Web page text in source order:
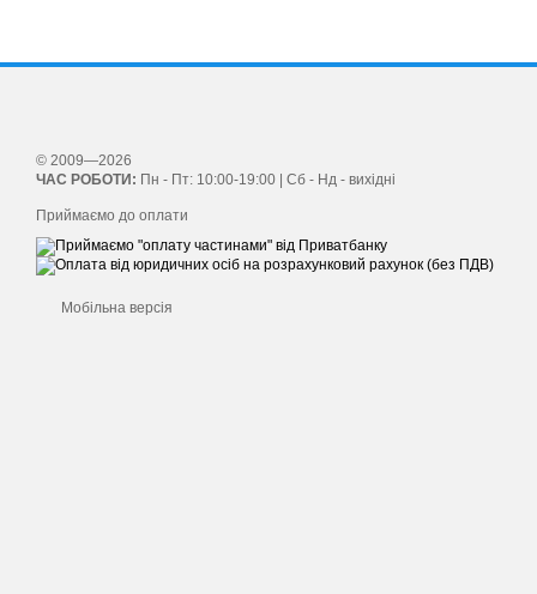
© 2009—2026
ЧАС РОБОТИ: Пн - Пт: 10:00-19:00 | Сб - Нд - вихідні
Приймаємо до оплати
Мобільна версія